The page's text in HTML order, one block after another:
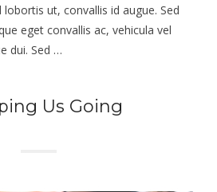
ut, convallis id augue. Sed
eget convallis ac, vehicula vel
dui. Sed …
Us Going